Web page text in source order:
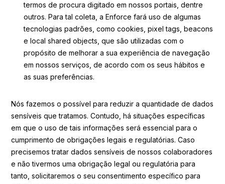
termos de procura digitado em nossos portais, dentre
outros. Para tal coleta, a Enforce fará uso de algumas
tecnologias padrões, como cookies, pixel tags, beacons
e local shared objects, que são utilizadas com o
propósito de melhorar a sua experiência de navegação
em nossos serviços, de acordo com os seus hábitos e
as suas preferências.
Nós fazemos o possível para reduzir a quantidade de dados
sensíveis que tratamos. Contudo, há situações específicas
em que o uso de tais informações será essencial para o
cumprimento de obrigações legais e regulatórias. Caso
precisemos tratar dados sensíveis de nossos colaboradores
e não tivermos uma obrigação legal ou regulatória para
tanto, solicitaremos o seu consentimento específico para